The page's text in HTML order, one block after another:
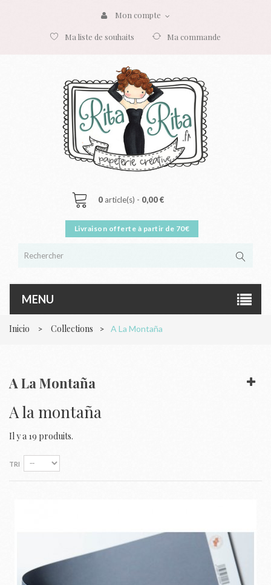
Mon compte
Ma commande
Ma liste de souhaits
0 article(s) - 0,00 €
MENU
Inicio > Collections > A La Montaña
A La Montaña
A la montaña
Il y a 19 produits.
TRI